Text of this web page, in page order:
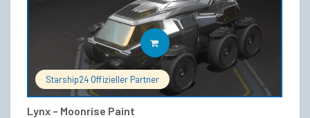
Starship24 Offizieller Partner
Lynx – Moonrise Paint
IN DEN WARENKORB